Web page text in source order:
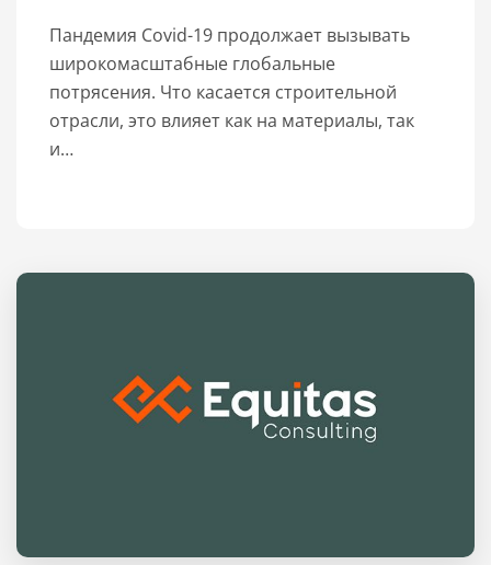
Пандемия Covid-19 продолжает вызывать
широкомасштабные глобальные
потрясения. Что касается строительной
отрасли, это влияет как на материалы, так
и…